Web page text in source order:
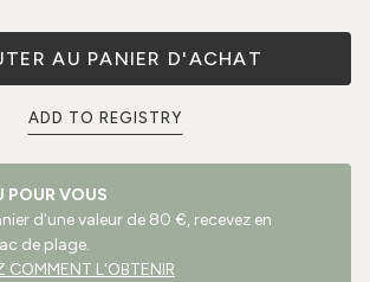
AU PANIER D'ACHAT
ADD TO REGISTRY
POUR VOUS
d'une valeur de 80 €, recevez en
de plage.
COMMENT L'OBTENIR